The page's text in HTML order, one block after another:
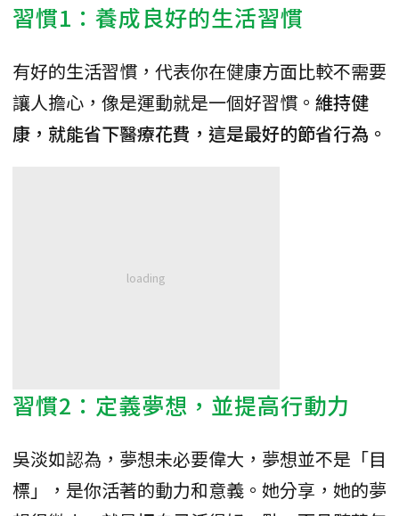
習慣1：養成良好的生活習慣
有好的生活習慣，代表你在健康方面比較不需要
讓人擔心，像是運動就是一個好習慣。 維持健
康，就能省下醫療花費，這是最好的節省行為。
習慣2：定義夢想，並提高行動力
吳淡如認為，夢想未必要偉大，夢想並不是「目
標」，是你活著的動力和意義。她分享，她的夢